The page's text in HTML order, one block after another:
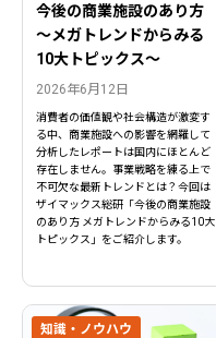
今後の商業施設のあり方
〜メガトレンドからみる
10大トピックス〜
2026年6月12日
消費者の価値観や社会構造が激変す
る中、商業施設への影響を網羅して
分析したレポートは国内にほとんど
存在しません。事業戦略を練る上で
不可欠な最新トレンドとは？今回は
ザイマックス総研「今後の商業施設
のあり方 メガトレンドからみる10大
トピックス」をご紹介します。
知識・ノウハウ